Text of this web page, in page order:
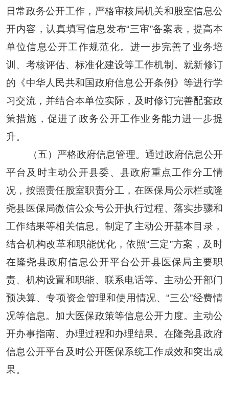
日常政务公开工作，严格审核局机关和股室信息公
开内容，认真填写信息发布“三审”备案表， 提高本
单位信息公开工作规范化。进一步完善了业务培
训、考核评估、标准化建设等工作机制。就新修订
的《中华人民共和国政府信息公开条例》等进行学
习交流，并结合本单位实际，及时修订完善配套政
策措施，促进了政务公开工作业务能力进一步提
升。
（五）严格政府信息管理。通过政府信息公开
平台及时主动公开县委、县政府重点工作分工情
况，按照责任股室职责分工，在医保局公示栏或隆
尧县医保局微信公众号公开执行过程、落实步骤和
工作结果等相关信息。制定了主动公开基本目录，
结合机构改革和职能优化，依照“三定”方案，及时
在隆尧县政府信息公开平台公开县医保局主要职
责、机构设置和职能、联系电话等。主动公开部门
预决算、专项资金管理和使用情况、“三公”经费情
况等信息。加大医保政策等信息公开力度。主动公
开办事指南、办理过程和办理结果。在隆尧县政府
信息公开平台及时公开医保系统工作成效和突出成
果。